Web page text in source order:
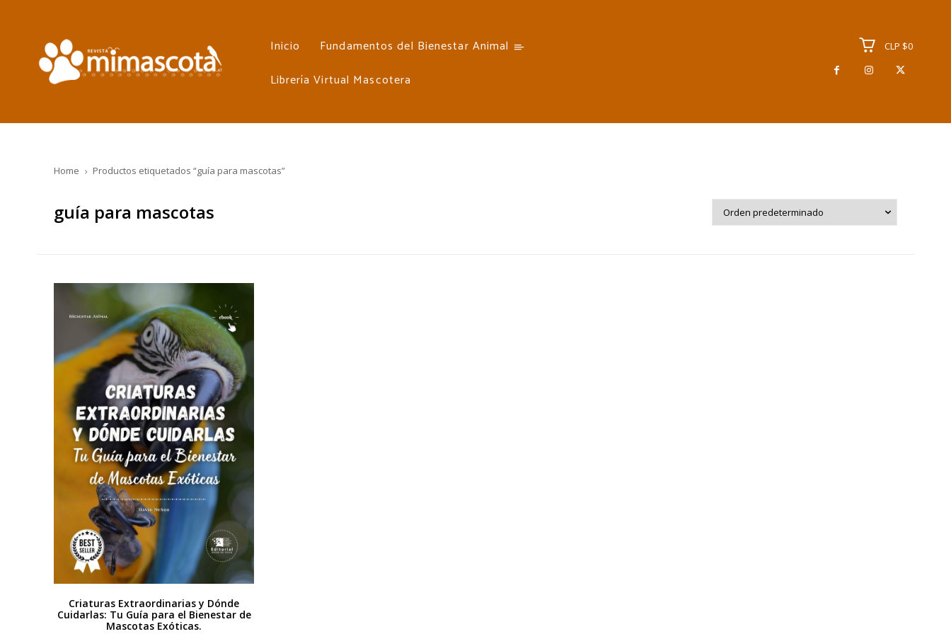
Inicio
Fundamentos del Bienestar Animal
Librería Virtual Mascotera
CLP $0
Home Productos etiquetados “guía para mascotas”
guía para mascotas
Criaturas Extraordinarias y Dónde
Cuidarlas: Tu Guía para el Bienestar de
Mascotas Exóticas.